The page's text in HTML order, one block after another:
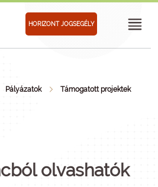
HORIZONT JOGSEGÉLY
Pályázatok
Támogatott projektek
olvashatók